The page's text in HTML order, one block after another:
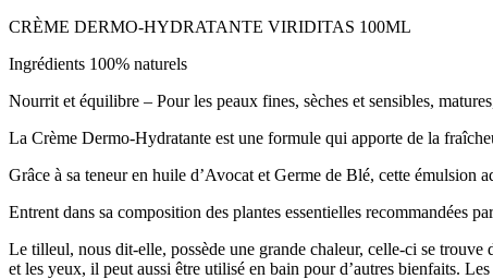
CRÈME DERMO-HYDRATANTE VIRIDITAS 100ML
Ingrédients 100% naturels
Nourrit et équilibre – Pour les peaux fines, sèches et sensibles,
La Crème Dermo-Hydratante est une formule qui apporte de la
Grâce à sa teneur en huile d’Avocat et Germe de Blé, cette émulsion
Entrent dans sa composition des plantes essentielles recommandées
Le tilleul, nous dit-elle, possède une grande chaleur, celle-ci se trouve
et les yeux, il peut aussi être utilisé en bain pour d’autres bienfaits.